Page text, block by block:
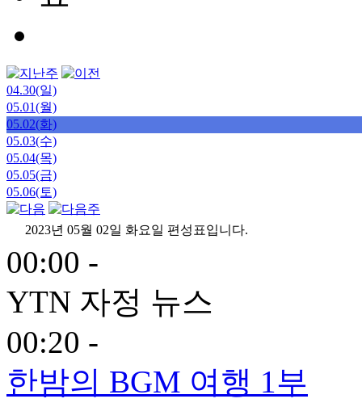
04.30(일)
05.01(월)
05.02(화)
05.03(수)
05.04(목)
05.05(금)
05.06(토)
2023년 05월 02일 화요일 편성표입니다.
00:00 -
YTN 자정 뉴스
00:20 -
한밤의 BGM 여행 1부